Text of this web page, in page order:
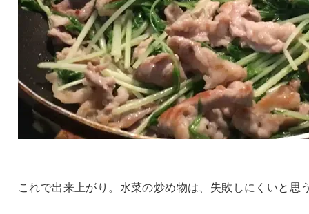
これで出来上がり。水菜の炒め物は、失敗しにくいと思